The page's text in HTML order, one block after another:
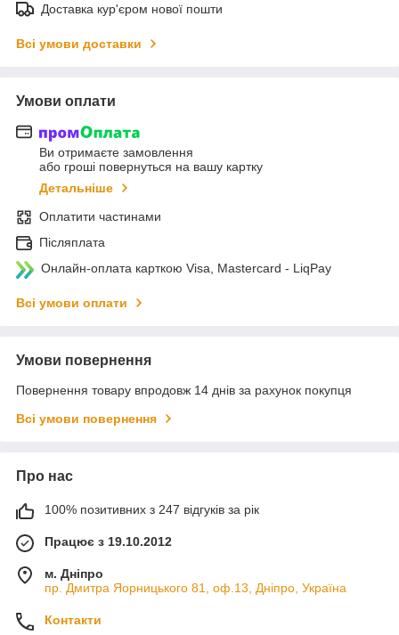
Доставка кур'єром нової пошти
Всі умови доставки
Умови оплати
Ви отримаєте замовлення
або гроші повернуться на вашу картку
Детальніше
Оплатити частинами
Післяплата
Онлайн-оплата карткою Visa, Mastercard - LiqPay
Всі умови оплати
Умови повернення
Повернення товару впродовж 14 днів за рахунок покупця
Всі умови повернення
Про нас
100% позитивних з 247 відгуків за рік
Працює з 19.10.2012
м. Дніпро
пр. Дмитра Яорницького 81, оф.13, Дніпро, Україна
Контакти